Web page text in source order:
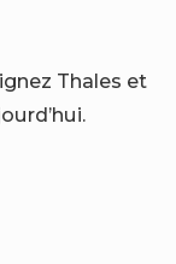
Thales et